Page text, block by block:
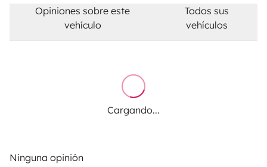
Opiniones sobre este
vehículo
Todos sus
vehículos
Cargando...
Ninguna opinión